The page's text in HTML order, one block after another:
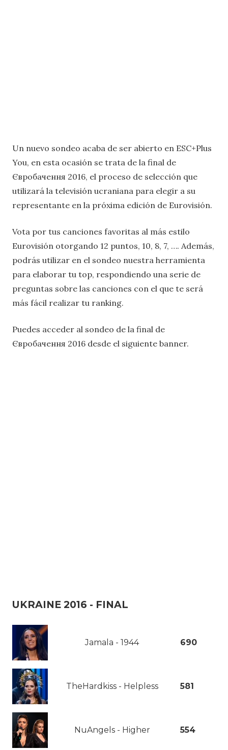
Un nuevo sondeo acaba de ser abierto en ESC+Plus
You, en esta ocasión se trata de la final de
Євробачення 2016, el proceso de selección que
utilizará la televisión ucraniana para elegir a su
representante en la próxima edición de Eurovisión.
Vota por tus canciones favoritas al más estilo
Eurovisión otorgando 12 puntos, 10, 8, 7, …. Además,
podrás utilizar en el sondeo nuestra herramienta
para elaborar tu top, respondiendo una serie de
preguntas sobre las canciones con el que te será
más fácil realizar tu ranking.
Puedes acceder al sondeo de la final de
Євробачення 2016 desde el siguiente banner.
UKRAINE 2016 - FINAL
Jamala - 1944 690
TheHardkiss - Helpless 581
NuAngels - Higher 554